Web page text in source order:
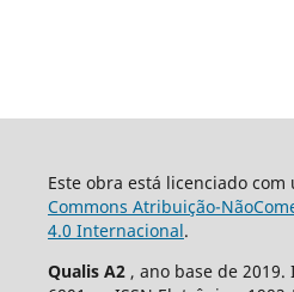
Este obra está licenciado com
Commons Atribuição-
4.0 Internacional.
Qualis A2 , ano base de 2019.